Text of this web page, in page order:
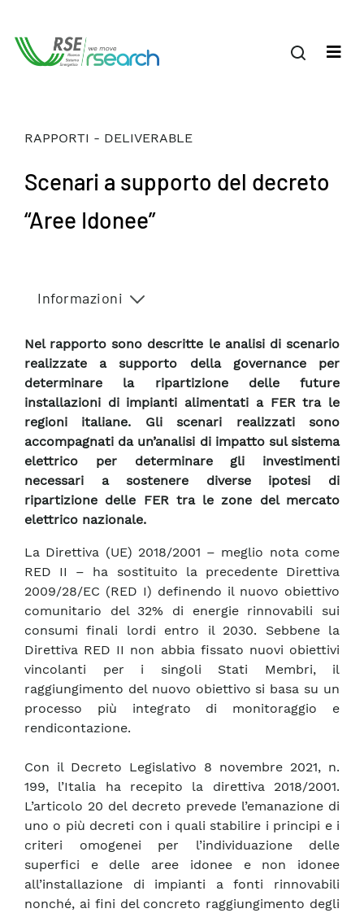
RAPPORTI - DELIVERABLE
Scenari a supporto del decreto
“Aree Idonee”
Informazioni
Nel rapporto sono descritte le analisi di scenario
realizzate a supporto della governance per
determinare la ripartizione delle future
installazioni di impianti alimentati a FER tra le
regioni italiane. Gli scenari realizzati sono
accompagnati da un’analisi di impatto sul sistema
elettrico per determinare gli investimenti
necessari a sostenere diverse ipotesi di
ripartizione delle FER tra le zone del mercato
elettrico nazionale.
La Direttiva (UE) 2018/2001 – meglio nota come
RED II – ha sostituito la precedente Direttiva
2009/28/EC (RED I) definendo il nuovo obiettivo
comunitario del 32% di energie rinnovabili sui
consumi finali lordi entro il 2030. Sebbene la
Direttiva RED II non abbia fissato nuovi obiettivi
vincolanti per i singoli Stati Membri, il
raggiungimento del nuovo obiettivo si basa su un
processo più integrato di monitoraggio e
rendicontazione.
Con il Decreto Legislativo 8 novembre 2021, n.
199, l’Italia ha recepito la direttiva 2018/2001.
L’articolo 20 del decreto prevede l’emanazione di
uno o più decreti con i quali stabilire i principi e i
criteri omogenei per l’individuazione delle
superfici e delle aree idonee e non idonee
all’installazione di impianti a fonti rinnovabili
nonché, ai fini del concreto raggiungimento degli